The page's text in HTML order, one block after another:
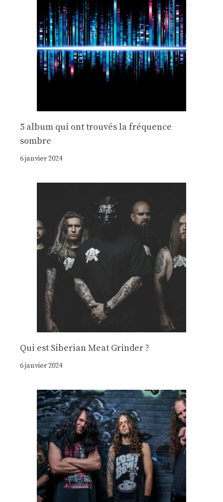
5 album qui ont trouvés la fréquence
sombre
6 janvier 2024
Qui est Siberian Meat Grinder ?
6 janvier 2024